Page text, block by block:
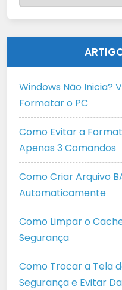
Windows Não Inicia?
Formatar o PC
Como Evitar a
Apenas 3 Comandos
Como Criar Arquivo
Automaticamente
Como Limpar o
Segurança
Como Trocar a Tela
Segurança e Evitar